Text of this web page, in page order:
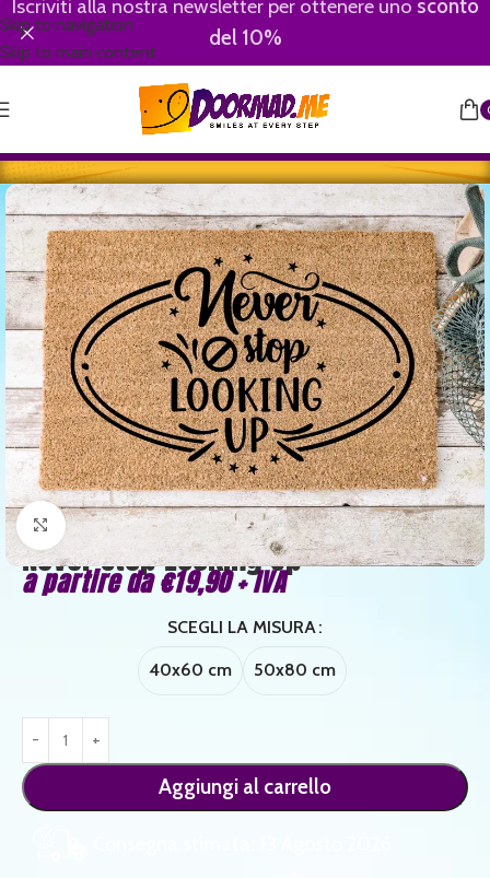
Skip to navigation
Skip to main content
Iscriviti alla nostra newsletter per ottenere uno sconto
del 10%
Clicca per ingrandire
Never Stop Looking Up
a partire da€19,90+ IVA
SCEGLI LA MISURA
40x60 cm 50x80 cm
Aggiungi al carrello